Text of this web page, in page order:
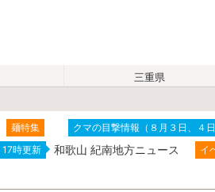
三重県
麺特集 クマの目撃情報（８月３日、４日
17時更新 和歌山 紀南地方ニュース イ